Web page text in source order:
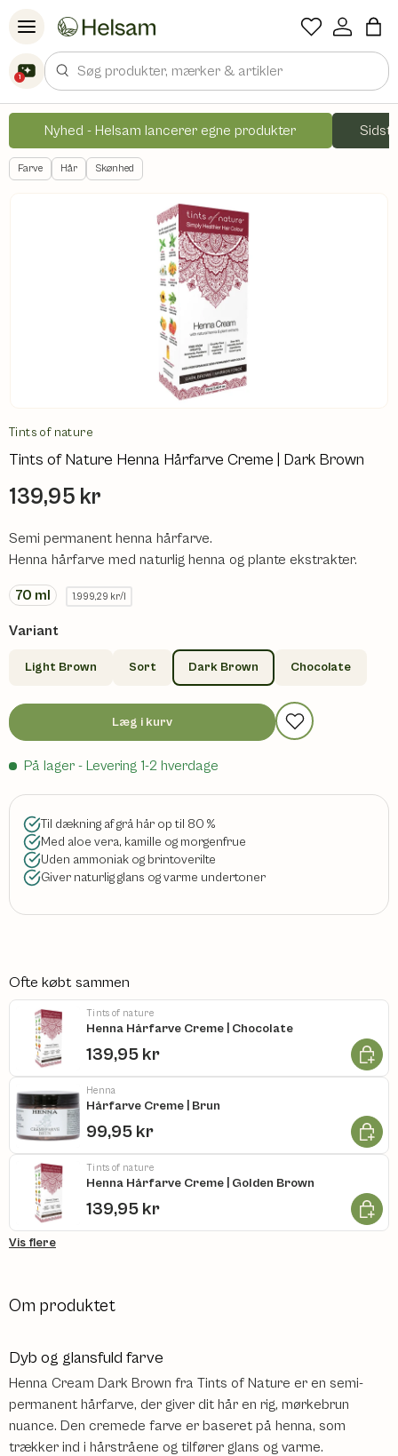
Spring til indhold
1
Søg
Nyhed - Helsam lancerer egne produkter
Farve Hår Skønhed
Tints of nature
Tints of Nature Henna Hårfarve Creme | Dark Brown
139,95 kr
Semi permanent henna hårfarve.
Henna hårfarve med naturlig henna og plante ekstrakter.
70 ml 1.999,29 kr/l
Variant
Light Brown Sort Dark Brown Chocolate
Læg i kurv
På lager - Levering 1-2 hverdage
Til dækning af grå hår op til 80 %
Med aloe vera, kamille og morgenfrue
Uden ammoniak og brintoverilte
Giver naturlig glans og varme undertoner
Ofte købt sammen
Tints of nature
Henna Hårfarve Creme | Chocolate
139,95 kr Læg i
Henna
Hårfarve Creme | Brun
99,95 kr Læg i
Tints of nature
Henna Hårfarve Creme | Golden Brown
139,95 kr Læg i
Vis flere
Om produktet
Dyb og glansfuld farve
Henna Cream Dark Brown fra Tints of Nature er en semi-
permanent hårfarve, der giver dit hår en rig, mørkebrun
nuance. Den cremede farve er baseret på henna, som
trækker ind i hårstråene og tilfører glans og varme.